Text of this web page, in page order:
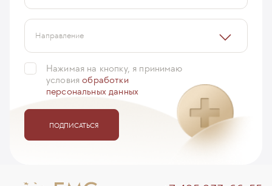
Направление
Нажимая на кнопку, я принимаю
условияобработки
персональных данных
ПОДПИСАТЬСЯ